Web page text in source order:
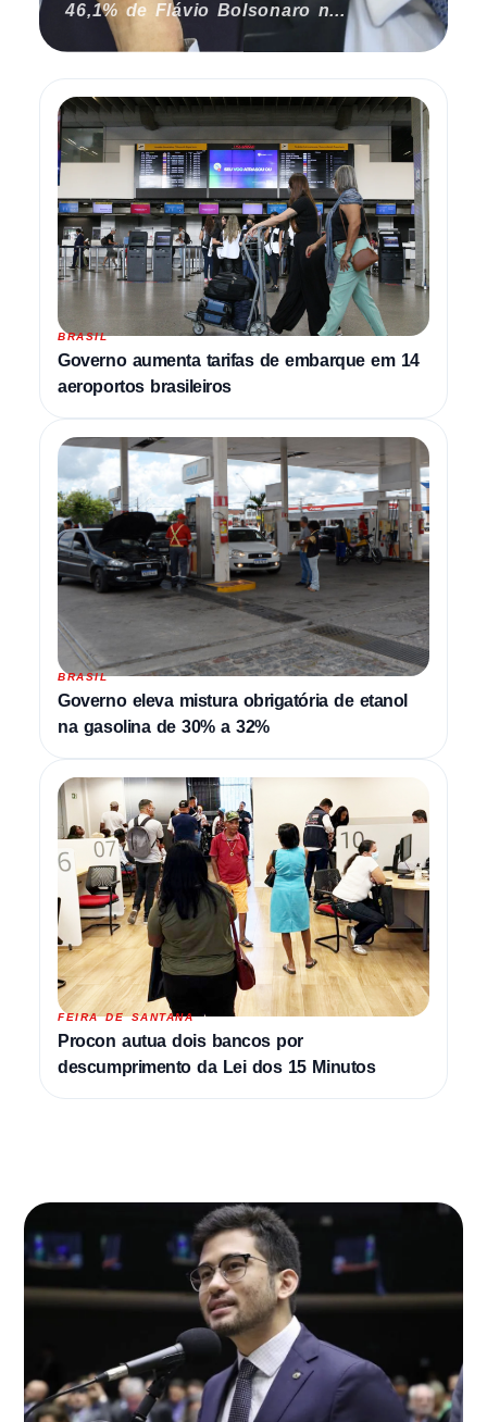
46,1% de Flávio Bolsonaro n...
BRASIL
Governo aumenta tarifas de embarque em 14
aeroportos brasileiros
BRASIL
Governo eleva mistura obrigatória de etanol
na gasolina de 30% a 32%
FEIRA DE SANTANA
Procon autua dois bancos por
descumprimento da Lei dos 15 Minutos